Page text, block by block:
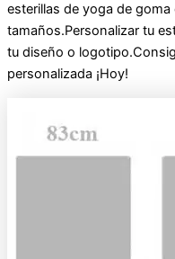
esterillas de yoga de
tamaños.Personalizar tu
tu diseño o logotipo.
personalizada ¡Hoy!